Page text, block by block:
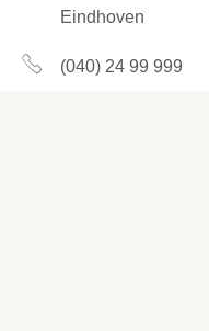
Eindhoven
(040) 24 99 999